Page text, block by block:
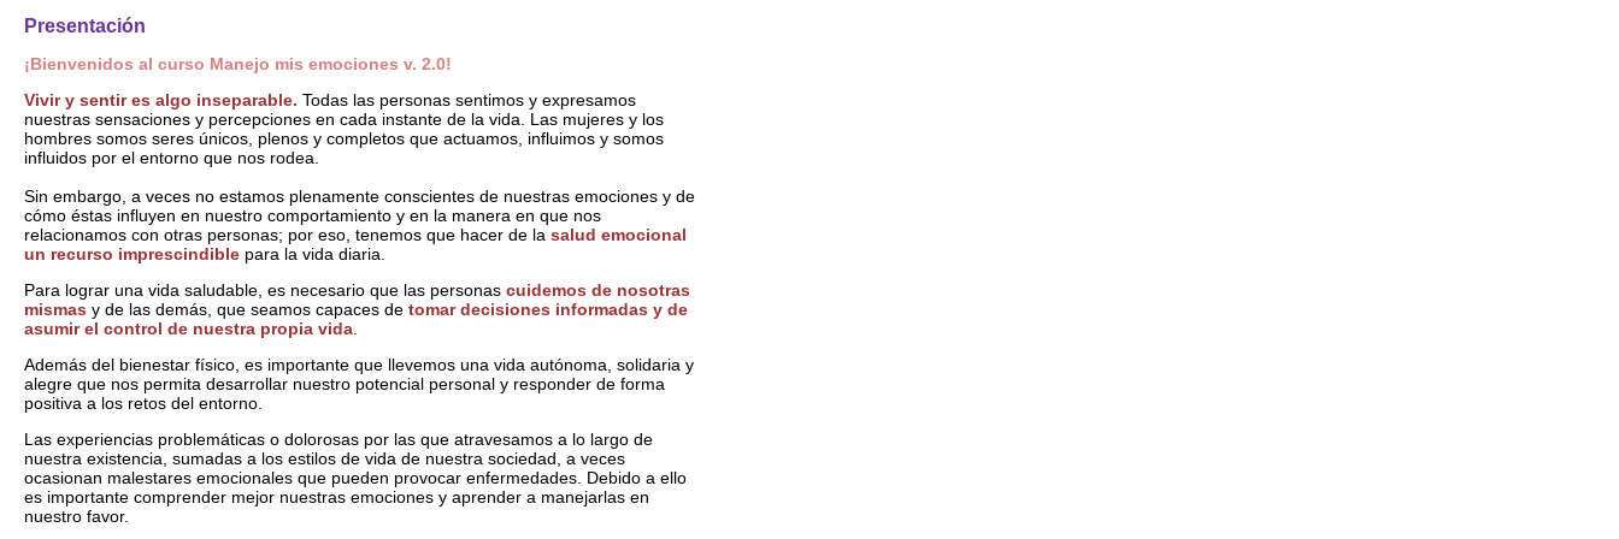
Presentación
¡Bienvenidos al curso Manejo mis emociones v. 2.0!
Vivir y sentir es algo inseparable. Todas las personas sentimos y expresamos
nuestras sensaciones y percepciones en cada instante de la vida. Las mujeres y los
hombres somos seres únicos, plenos y completos que actuamos, influimos y somos
influidos por el entorno que nos rodea.
Sin embargo, a veces no estamos plenamente conscientes de nuestras emociones y de
cómo éstas influyen en nuestro comportamiento y en la manera en que nos
relacionamos con otras personas; por eso, tenemos que hacer de la salud emocional
un recurso imprescindible para la vida diaria.
Para lograr una vida saludable, es necesario que las personas cuidemos de nosotras
mismas y de las demás, que seamos capaces de tomar decisiones informadas y de
asumir el control de nuestra propia vida.
Además del bienestar físico, es importante que llevemos una vida autónoma, solidaria y
alegre que nos permita desarrollar nuestro potencial personal y responder de forma
positiva a los retos del entorno.
Las experiencias problemáticas o dolorosas por las que atravesamos a lo largo de
nuestra existencia, sumadas a los estilos de vida de nuestra sociedad, a veces
ocasionan malestares emocionales que pueden provocar enfermedades. Debido a ello
es importante comprender mejor nuestras emociones y aprender a manejarlas en
nuestro favor.